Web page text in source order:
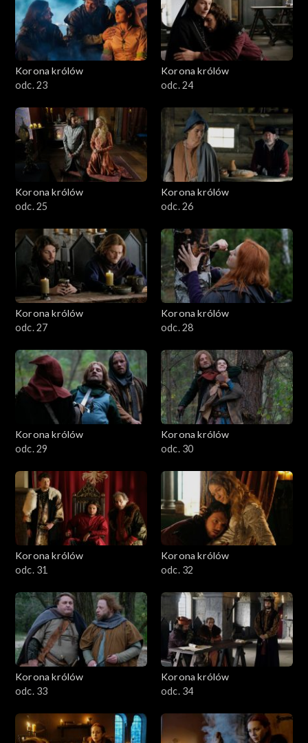
Korona królów
odc. 23
Korona królów
odc. 24
Korona królów
odc. 25
Korona królów
odc. 26
Korona królów
odc. 27
Korona królów
odc. 28
Korona królów
odc. 29
Korona królów
odc. 30
Korona królów
odc. 31
Korona królów
odc. 32
Korona królów
odc. 33
Korona królów
odc. 34